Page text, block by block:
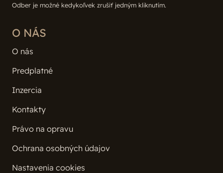
O NÁS
O nás
Predplatné
Inzercia
Kontakty
Právo na opravu
Ochrana osobných údajov
Nastavenia cookies
Odber je možné kedykoľvek zrušiť jedným kliknutím.